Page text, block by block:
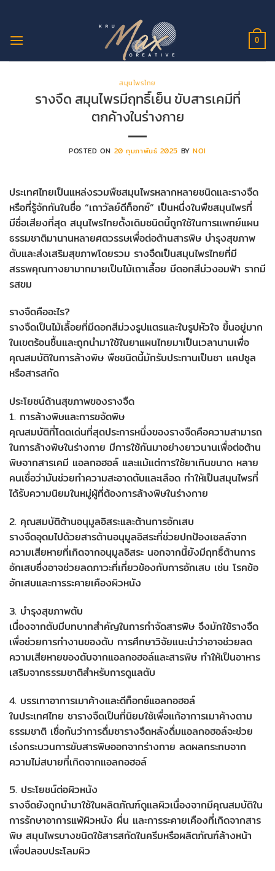
ยัง
0
สมุนไพรไทย
รางจืด สมุนไพรมีฤทธิ์เย็น ขับสารเคมีที่
ตกค้างในร่างกาย
POSTED ON 20 กุมภาพันธ์ 2025 BYNOI
ประเทศไทยเป็นแหล่งรวมพืชสมุนไพรหลากหลายชนิดและรางจืด
หรือที่รู้จักกันในชื่อ “เถาวัลย์ดีท็อกซ์” เป็นหนึ่งในพืชสมุนไพรที่
มีชื่อเสียงที่สุด สมุนไพรไทยดั้งเดิมชนิดนี้ถูกใช้ในการแพทย์แผน
ธรรมชาติมานานหลายศตวรรษเพื่อต่อต้านสารพิษ บำรุงสุขภาพ
ตับและส่งเสริมสุขภาพโดยรวม รางจืดเป็นสมุนไพรไทยที่มี
สรรพคุณทางยามากมายเป็นไม้เถาเลื้อย มีดอกสีม่วงอมฟ้า รากมี
รสขม
รางจืดคืออะไร?
รางจืดเป็นไม้เลื้อยที่มีดอกสีม่วงรูปแตรและใบรูปหัวใจ ขึ้นอยู่มาก
ในเขตร้อนชื้นและถูกนำมาใช้ในยาแผนไทยมาเป็นเวลานานเพื่อ
คุณสมบัติในการล้างพิษ พืชชนิดนี้มักรับประทานเป็นชา แคปซูล
หรือสารสกัด
ประโยชน์ด้านสุขภาพของรางจืด
1. การล้างพิษและการขจัดพิษ
คุณสมบัติที่โดดเด่นที่สุดประการหนึ่งของรางจืดคือความสามารถ
ในการล้างพิษในร่างกาย มีการใช้กันมาอย่างยาวนานเพื่อต่อต้าน
พิษจากสารเคมี แอลกอฮอล์ และแม้แต่การใช้ยาเกินขนาด หลาย
คนเชื่อว่ามันช่วยทำความสะอาดตับและเลือด ทำให้เป็นสมุนไพรที่
ได้รับความนิยมในหมู่ผู้ที่ต้องการล้างพิษในร่างกาย
2. คุณสมบัติต้านอนุมูลอิสระและต้านการอักเสบ
รางจืดอุดมไปด้วยสารต้านอนุมูลอิสระที่ช่วยปกป้องเซลล์จาก
ความเสียหายที่เกิดจากอนุมูลอิสระ นอกจากนี้ยังมีฤทธิ์ต้านการ
อักเสบซึ่งอาจช่วยลดภาวะที่เกี่ยวข้องกับการอักเสบ เช่น โรคข้อ
อักเสบและการระคายเคืองผิวหนัง
3. บำรุงสุขภาพตับ
เนื่องจากตับมีบทบาทสำคัญในการกำจัดสารพิษ จึงมักใช้รางจืด
เพื่อช่วยการทำงานของตับ การศึกษาวิจัยแนะนำว่าอาจช่วยลด
ความเสียหายของตับจากแอลกอฮอล์และสารพิษ ทำให้เป็นอาหาร
เสริมจากธรรมชาติสำหรับการดูแลตับ
4. บรรเทาอาการเมาค้างและดีท็อกซ์แอลกอฮอล์
ในประเทศไทย ชารางจืดเป็นที่นิยมใช้เพื่อแก้อาการเมาค้างตาม
ธรรมชาติ เชื่อกันว่าการดื่มชารางจืดหลังดื่มแอลกอฮอล์จะช่วย
เร่งกระบวนการขับสารพิษออกจากร่างกาย ลดผลกระทบจาก
ความไม่สบายที่เกิดจากแอลกอฮอล์
5. ประโยชน์ต่อผิวหนัง
รางจืดยังถูกนำมาใช้ในผลิตภัณฑ์ดูแลผิวเนื่องจากมีคุณสมบัติใน
การรักษาอาการแพ้ผิวหนัง ผื่น และการระคายเคืองที่เกิดจากสาร
พิษ สมุนไพรบางชนิดใช้สารสกัดในครีมหรือผลิตภัณฑ์ล้างหน้า
เพื่อปลอบประโลมผิว